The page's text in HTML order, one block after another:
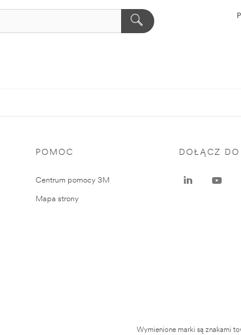
POMOC
Centrum pomocy 3M
Mapa strony
DOŁĄCZ
Wymienione marki są znakami